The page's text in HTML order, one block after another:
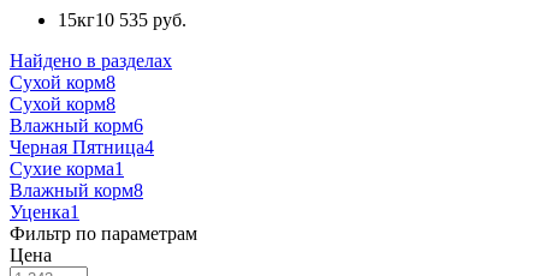
15кг10 535 руб.
Найдено в разделах
Сухой корм8
Сухой корм8
Влажный корм6
Черная Пятница4
Сухие корма1
Влажный корм8
Уценка1
Фильтр по параметрам
Цена